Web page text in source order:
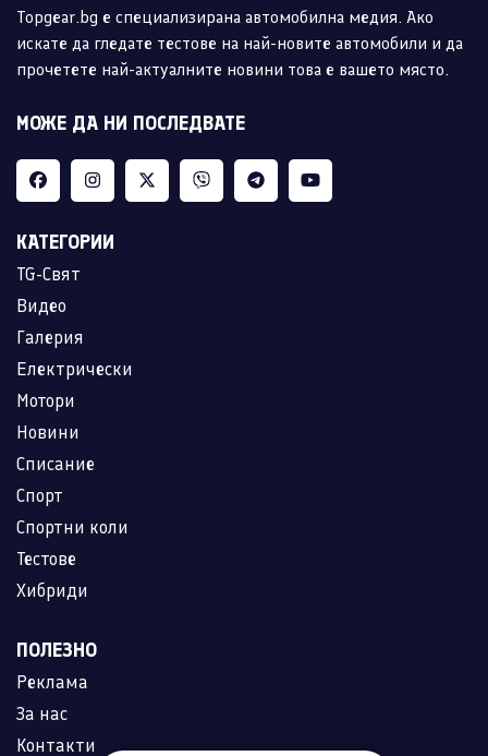
Topgear.bg е специализирана автомобилна медия. Ако
искате да гледате тестове на най-новите автомобили и да
прочетете най-актуалните новини това е вашето място.
МОЖЕ ДА НИ ПОСЛЕДВАТЕ
КАТЕГОРИИ
TG-Свят
Видео
Галерия
Електрически
Мотори
Новини
Списание
Спорт
Спортни коли
Тестове
Хибриди
ПОЛЕЗНО
Реклама
За нас
Контакти